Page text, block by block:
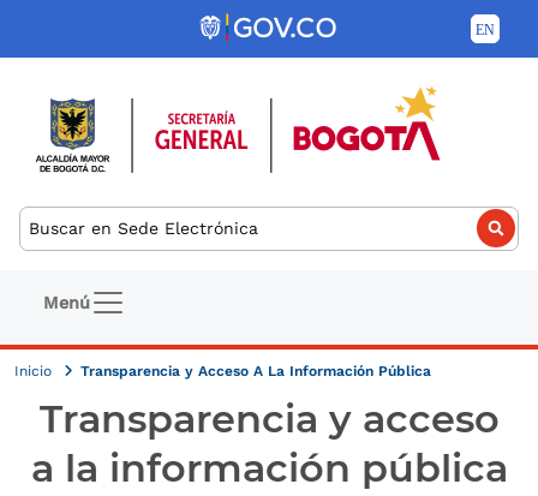
Pasar al contenido principal
Buscar
Navegación principal
Menú
Inicio Transparencia y Acceso A La Información Pública
Transparencia y acceso
a la información pública